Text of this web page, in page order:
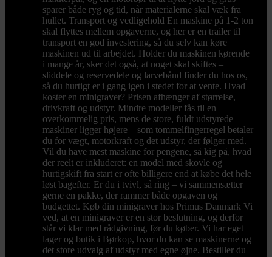
sparer både ryg og tid, når materialerne skal væk fra
hullet. Transport og vedligehold En maskine på 1-2 ton
skal flyttes mellem opgaverne, og her er en trailer til
transport en god investering, så du selv kan køre
maskinen ud til arbejdet. Holder du maskinen kørende
i mange år, sker det også, at noget skal skiftes –
sliddele og reservedele og larvebånd finder du hos os,
så du hurtigt er i gang igen i stedet for at vente. Hvad
koster en minigraver? Prisen afhænger af størrelse,
drivkraft og udstyr. Mindre modeller fås til en
overkommelig pris, mens de store, fuldt udstyrede
maskiner ligger højere – som tommelfingerregel betaler
du for vægt, motorkraft og det udstyr, der følger med.
Vil du have mest maskine for pengene, så kig på, hvad
der reelt er inkluderet: en model med skovle og
hurtigskift fra start er ofte billigere end at købe det hele
løst bagefter. Er du i tvivl, så ring – vi sammensætter
gerne en pakke, der rammer både opgaven og
budgettet. Køb din minigraver hos Primus Danmark Vi
ved, at en minigraver er en stor beslutning, og derfor
står vi klar med rådgivning, før du køber. Vi har eget
lager og butik i Børkop, hvor du kan se maskinerne og
det store udvalg af udstyr med egne øjne. Bestiller du